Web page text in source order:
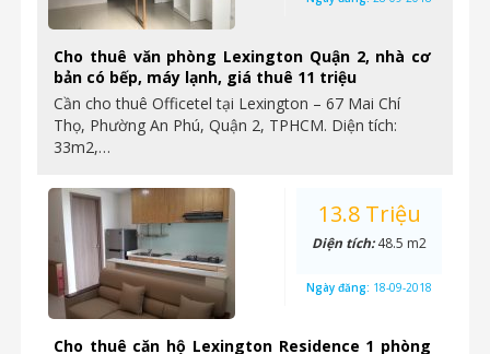
Cho thuê văn phòng Lexington Quận 2, nhà cơ
bản có bếp, máy lạnh, giá thuê 11 triệu
Cần cho thuê Officetel tại Lexington – 67 Mai Chí
Thọ, Phường An Phú, Quận 2, TPHCM. Diện tích:
33m2,…
Cho thuê căn hộ Lexington Residence 1 phòng
13.8 Triệu
Diện tích:48.5 m2
Ngày đăng: 18-09-2018